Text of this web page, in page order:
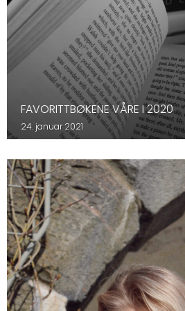
FAVORITTBØKENE VÅRE I 2020
24. januar 2021